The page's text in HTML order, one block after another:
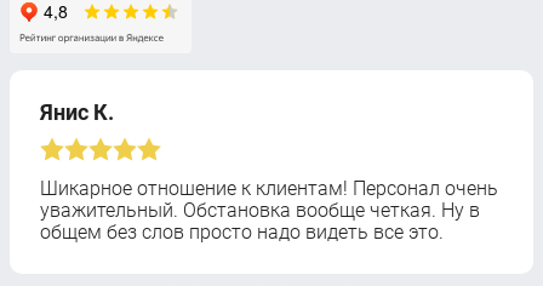
Янис К.
Шикарное отношение к клиентам! Персонал очень
уважительный. Обстановка вообще четкая. Ну в
общем без слов просто надо видеть все это.